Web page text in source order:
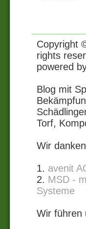
Copyright
rights
powered
Blog mit
Torf,
Wir
1. avenit
2. MSD -
Systeme
Wir führen